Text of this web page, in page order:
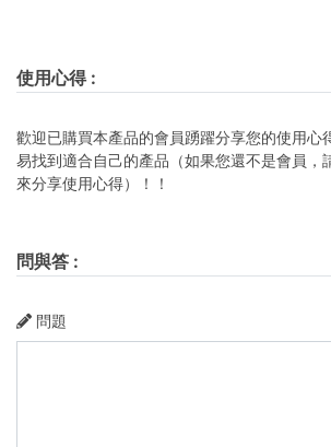
使用心得:
歡迎已購買本產品的會員踴躍分享您的使用心
易找到適合自己的產品（如果您還不是會員，
來分享使用心得）！！
問與答 :
問題